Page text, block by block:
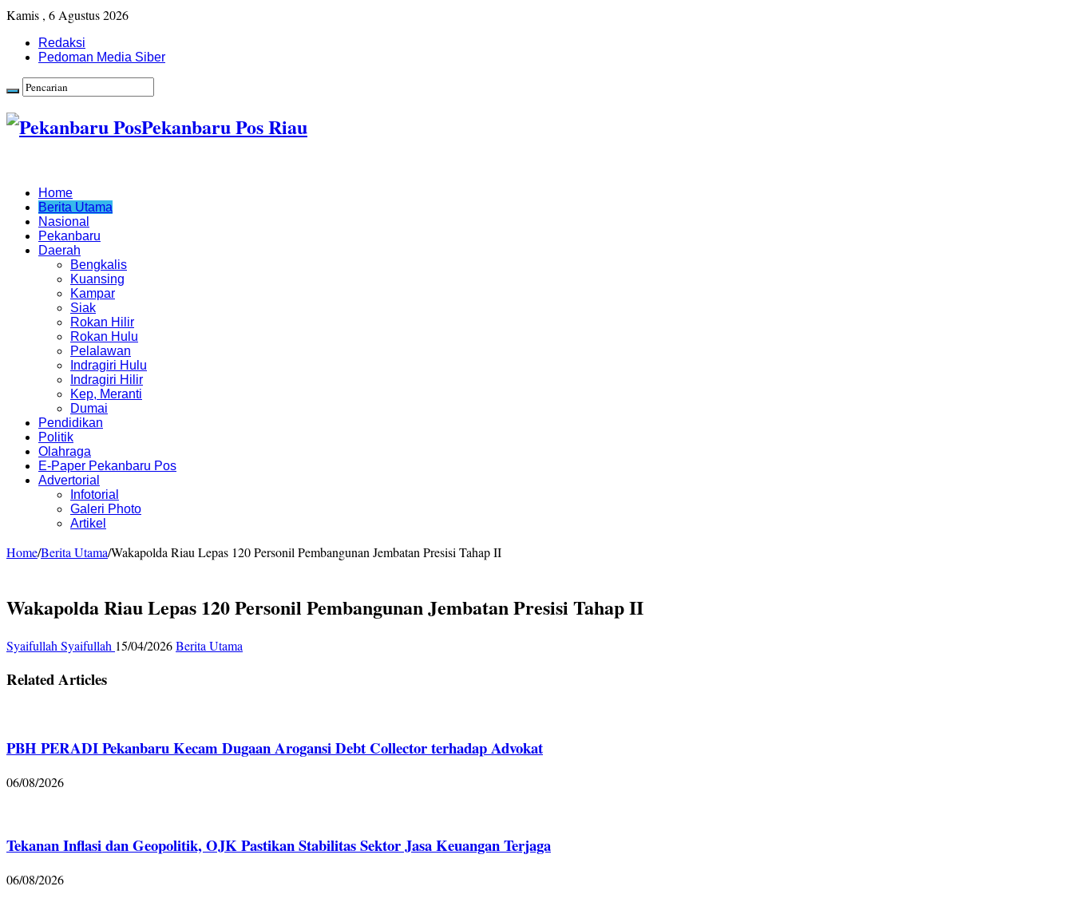
Kamis , 6 Agustus 2026
Redaksi
Pedoman Media Siber
Pekanbaru Pos Riau
Home
Berita Utama
Nasional
Pekanbaru
Daerah
Bengkalis
Kuansing
Kampar
Siak
Rokan Hilir
Rokan Hulu
Pelalawan
Indragiri Hulu
Indragiri Hilir
Kep, Meranti
Dumai
Pendidikan
Politik
Olahraga
E-Paper Pekanbaru Pos
Advertorial
Infotorial
Galeri Photo
Artikel
Home/Berita Utama/Wakapolda Riau Lepas 120 Personil Pembangunan Jembatan Presisi Tahap II
Wakapolda Riau Lepas 120 Personil Pembangunan Jembatan Presisi Tahap II
Syaifullah Syaifullah 15/04/2026Berita Utama
Related Articles
PBH PERADI Pekanbaru Kecam Dugaan Arogansi Debt Collector terhadap Advokat
06/08/2026
Tekanan Inflasi dan Geopolitik, OJK Pastikan Stabilitas Sektor Jasa Keuangan Terjaga
06/08/2026